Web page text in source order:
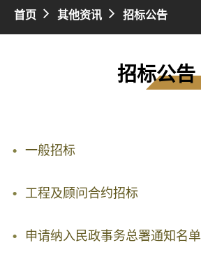
首页 其他资讯 招标公告
招标公告
一般招标
工程及顾问合约招标
申请纳入民政事务总署通知名单